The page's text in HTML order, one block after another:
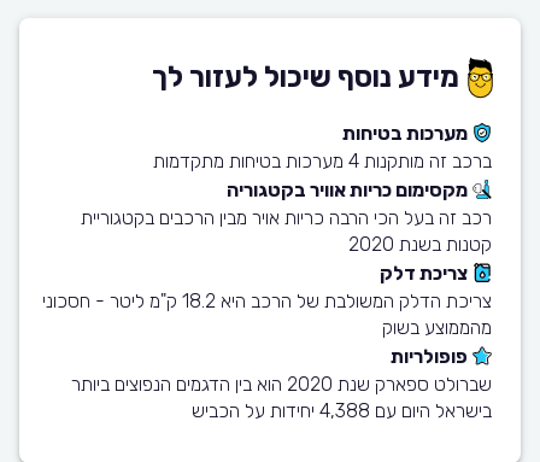
מידע נוסף שיכול לעזור לך
מערכות בטיחות
ברכב זה מותקנות 4 מערכות בטיחות מתקדמות
מקסימום כריות אוויר בקטגוריה
רכב זה בעל הכי הרבה כריות אויר מבין הרכבים בקטגוריית
קטנות בשנת 2020
צריכת דלק
צריכת הדלק המשולבת של הרכב היא 18.2 ק"מ ליטר - חסכוני
מהממוצע בשוק
פופולריות
שברולט ספארק שנת 2020 הוא בין הדגמים הנפוצים ביותר
בישראל היום עם 4,388 יחידות על הכביש